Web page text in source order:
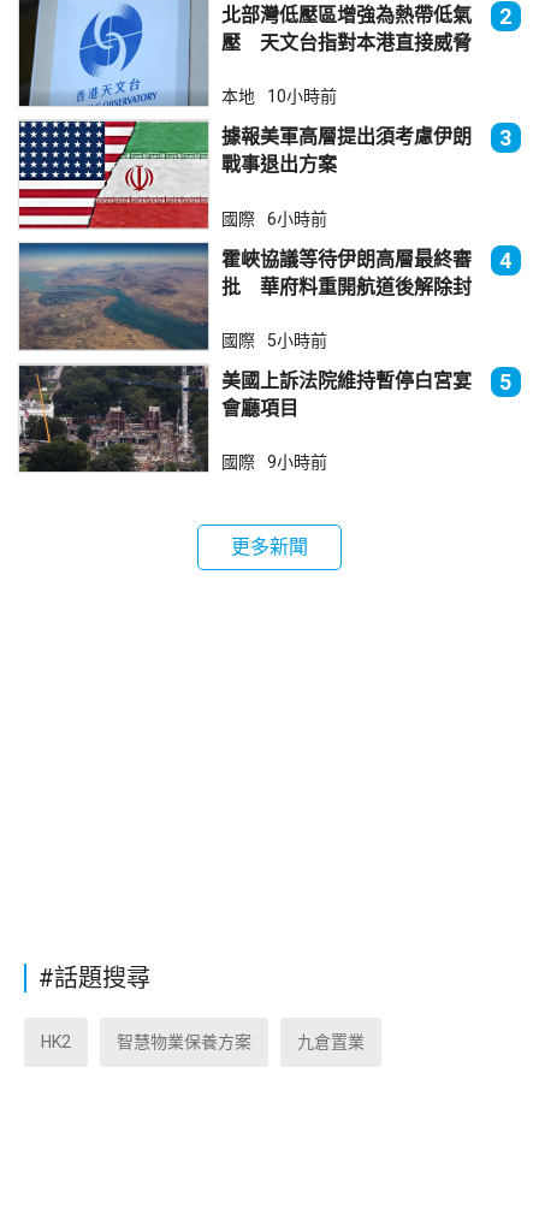
北部灣低壓區增強為熱帶低氣
壓 天文台指對本港直接威脅
2
本地 10小時前
據報美軍高層提出須考慮伊朗
戰事退出方案
3
國際 6小時前
霍峽協議等待伊朗高層最終審
批 華府料重開航道後解除封
4
國際 5小時前
美國上訴法院維持暫停白宮宴
會廳項目
5
國際 9小時前
更多新聞
#話題搜尋
HK2 智慧物業保養方案 九倉置業